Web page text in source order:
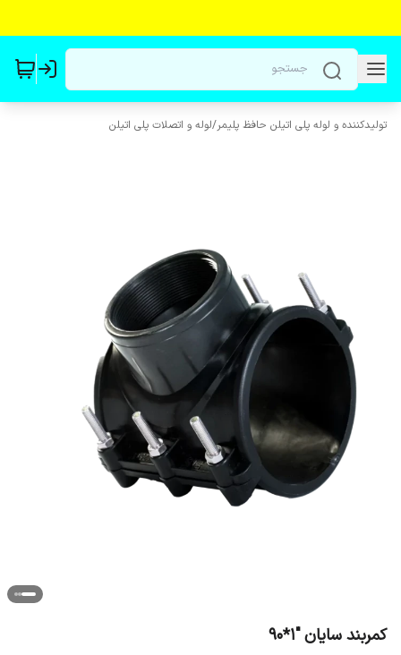
تولیدکننده و لوله پلی اتیلن حافظ پلیمر/لوله و اتصلات پلی اتیلن
کمربند سایان "1*90